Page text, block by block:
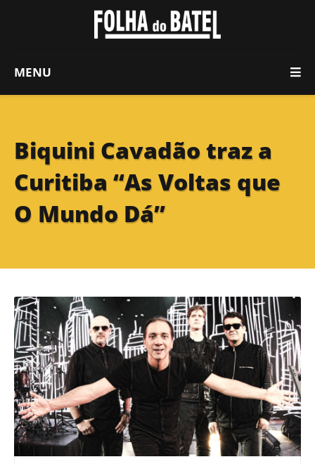
MENU
Biquini Cavadão traz a
Curitiba “As Voltas que
O Mundo Dá”